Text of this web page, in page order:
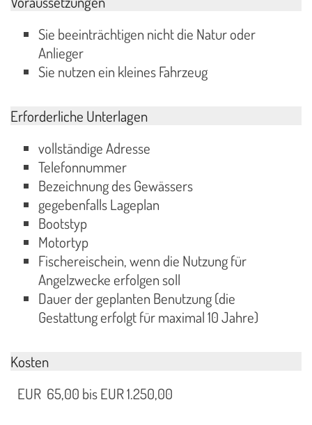
Sie beeinträchtigen nicht die Natur oder
Anlieger
Sie nutzen ein kleines Fahrzeug
Erforderliche Unterlagen
vollständige Adresse
Telefonnummer
Bezeichnung des Gewässers
gegebenfalls Lageplan
Bootstyp
Motortyp
Fischereischein, wenn die Nutzung für
Angelzwecke erfolgen soll
Dauer der geplanten Benutzung (die
Gestattung erfolgt für maximal 10 Jahre)
Kosten
EUR 65,00 bis EUR 1.250,00